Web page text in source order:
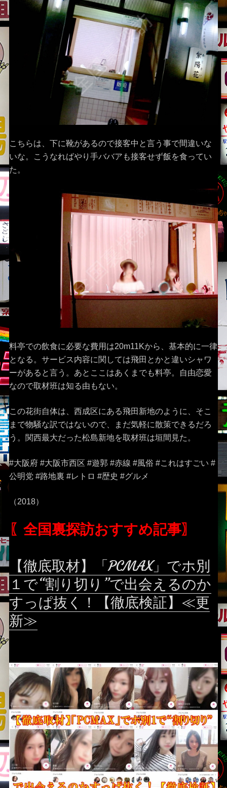
こちらは、下に靴があるので接客中と言う事で間違いな
いな。こうなればやり手ババアも接客せず飯を食ってい
た。
料亭での飲食に必要な費用は20m11Kから、基本的に一律
となる。サービス内容に関しては飛田とかと違いシャワ
ーがあると言う。あとここはあくまでも料亭。自由恋愛
なので取材班は知る由もない。
この花街自体は、西成区にある飛田新地のように、そこ
まで物騒な訳ではないので、まだ気軽に散策できるだろ
う。関西最大だった松島新地を取材班は垣間見た。
#大阪府 #大阪市西区 #遊郭 #赤線 #風俗 #これはすごい #
公明党 #路地裏 #レトロ #歴史 #グルメ
（2018）
〖全国裏探訪おすすめ記事〗
【徹底取材】「PCMAX」でホ別
１で“割り切り”で出会えるのか
すっぱ抜く！【徹底検証】≪更
新≫